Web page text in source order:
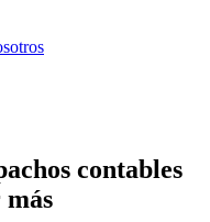
contables